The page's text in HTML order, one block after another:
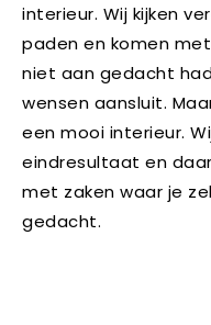
interieur. Wij kijken
paden en komen
niet aan gedacht
wensen aansluit.
een mooi interieur.
eindresultaat en
met zaken waar je
gedacht.